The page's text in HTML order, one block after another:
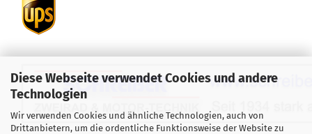
Diese Webseite verwendet Cookies und andere
Technologien
Wir verwenden Cookies und ähnliche Technologien, auch von
Drittanbietern, um die ordentliche Funktionsweise der Website zu